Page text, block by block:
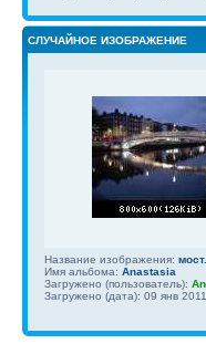
СЛУЧАЙНОЕ ИЗОБРАЖЕНИЕ
Название изображения:
Имя альбома: Anastasia
Загружено (пользователь):
Загружено (дата): 09 янв